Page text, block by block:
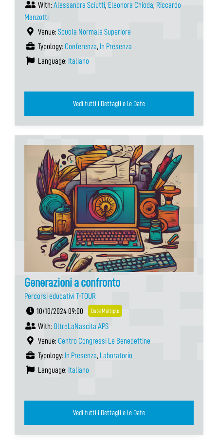
With: Alessandra Sciutti, Eleonora Chioda, Riccardo
Manzotti
Venue: Scuola Normale Superiore
Typology: Conferenza, In Presenza
Language: Italiano
Vedi tutti i Dettagli e le Date
Generazioni a confronto
Percorsi educativi T-TOUR
10/10/2024 09:00
Date Multiple
With: OltreLaNascita APS
Venue: Centro Congressi Le Benedettine
Typology: In Presenza, Laboratorio
Language: Italiano
Vedi tutti i Dettagli e le Date